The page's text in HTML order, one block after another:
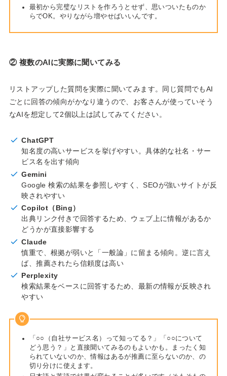
最初から完璧なリストを作ろうとせず、思いついたものか
らでOK。やりながら増やせばいいんです。
② 複数のAIに実際に聞いてみる
リストアップした質問を実際に聞いてみます。同じ質問でもAI
ごとに回答の傾向がかなり違うので、お客さんが使っていそう
なAIを想定して2個以上は試してみてください。
ChatGPT
知名度の高いサービスを挙げやすい。具体的な社名・サー
ビス名を出す傾向
Gemini
Google 検索の結果を参照しやすく、SEOが強いサイトが反
映されやすい
Copilot（Bing）
出典リンク付きで回答するため、ウェブ上に情報があるか
どうかが直接影響する
Claude
慎重で、根拠が弱いと「一般論」に留まる傾向。逆に言え
ば、推薦されたら信頼度は高い
Perplexity
検索結果をベースに回答するため、最新の情報が反映され
やすい
「○○（自社サービス名）って知ってる？」「○○について
どう思う？」と直接聞いてみるのもよいかも。まったく知
られていないのか、情報はあるが推薦に至らないのか、の
切り分けに使えます。